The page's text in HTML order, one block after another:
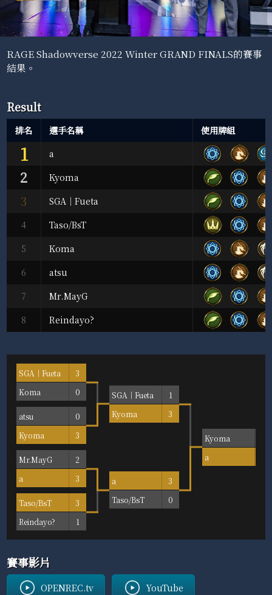
RAGE Shadowverse 2022 Winter GRAND FINALS的賽事
結果。
Result
排名 選手名稱 使用牌組
1 a
2 Kyoma
3
SGA｜Fueta
4
Taso/BsT
5
Koma
6
atsu
7
Mr.MayG
8
Reindayo?
SGA｜Fueta
3
Koma
0
atsu
0
Kyoma
3
Mr.MayG
2
a
3
Taso/BsT
3
Reindayo?
1
SGA｜Fueta
1
Kyoma
3
a
3
Taso/BsT
0
Kyoma
a
賽事影片
OPENREC.tv YouTube